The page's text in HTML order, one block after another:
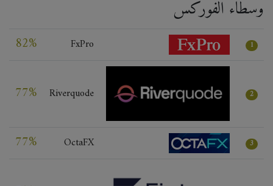
وسطاء الفوركس
82% FxPro 1
77% Riverquode 2
77% OctaFX 3